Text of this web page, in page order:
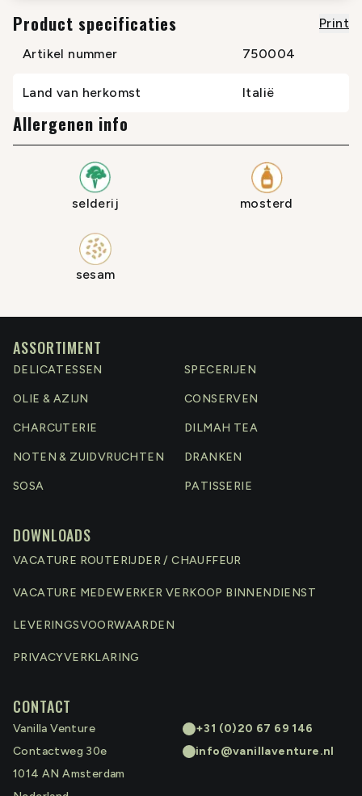
Product specificaties
Print
Artikel nummer
750004
Land van herkomst Italië
Allergenen info
selderij mosterd
sesam
ASSORTIMENT
DELICATESSEN SPECERIJEN
OLIE & AZIJN CONSERVEN
CHARCUTERIE DILMAH TEA
NOTEN & ZUIDVRUCHTEN DRANKEN
SOSA PATISSERIE
DOWNLOADS
VACATURE ROUTERIJDER / CHAUFFEUR
VACATURE MEDEWERKER VERKOOP BINNENDIENST
LEVERINGSVOORWAARDEN
PRIVACYVERKLARING
CONTACT
Vanilla Venture
Contactweg 30e
1014 AN Amsterdam
+31 (0)20 67 69 146
info@vanillaventure.nl